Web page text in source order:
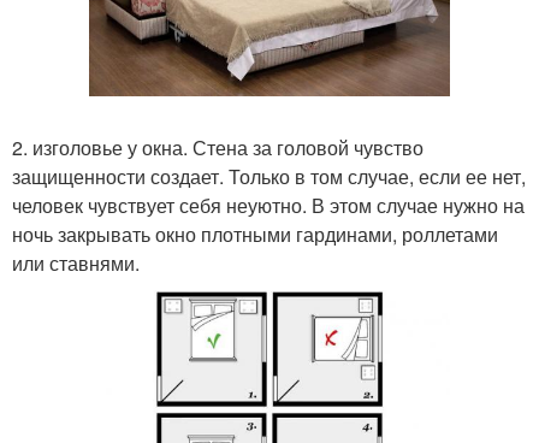
2. изголовье у окна. Стена за головой чувство
защищенности создает. Только в том случае, если ее нет,
человек чувствует себя неуютно. В этом случае нужно на
ночь закрывать окно плотными гардинами, роллетами
или ставнями.